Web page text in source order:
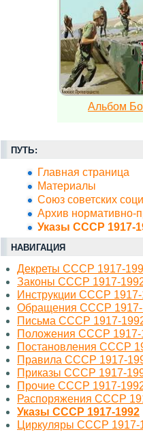
Альбом
ПУТЬ:
Главная страница
Материалы
Союз советских
Архив нормативно-
Указы СССР 1917-
НАВИГАЦИЯ
Декреты СССР 1917-
Законы СССР 1917-
Инструкции СССР 1917-
Обращения СССР 1917-
Письма СССР 1917-
Положения СССР 1917-
Постановления СССР
Правила СССР 1917-
Приказы СССР 1917-
Прочие СССР 1917-
Распоряжения СССР
Указы СССР 1917-1992
Циркуляры СССР 1917-